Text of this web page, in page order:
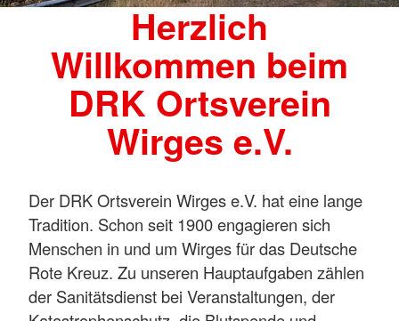
Herzlich
Willkommen beim
DRK Ortsverein
Wirges e.V.
Der DRK Ortsverein Wirges e.V. hat eine lange
Tradition. Schon seit 1900 engagieren sich
Menschen in und um Wirges für das Deutsche
Rote Kreuz. Zu unseren Hauptaufgaben zählen
der Sanitätsdienst bei Veranstaltungen, der